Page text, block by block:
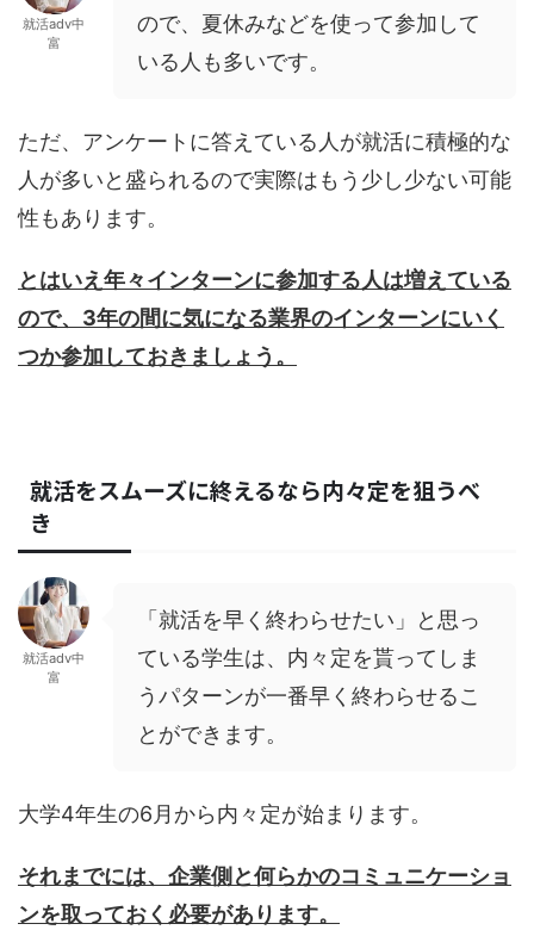
就活adv中
富
ので、夏休みなどを使って参加して
いる人も多いです。
ただ、アンケートに答えている人が就活に積極的な
人が多いと盛られるので実際はもう少し少ない可能
性もあります。
とはいえ年々インターンに参加する人は増えている
ので、3年の間に気になる業界のインターンにいく
つか参加しておきましょう。
就活をスムーズに終えるなら内々定を狙うべ
き
就活adv中
富
「就活を早く終わらせたい」と思っ
ている学生は、内々定を貰ってしま
うパターンが一番早く終わらせるこ
とができます。
大学4年生の6月から内々定が始まります。
それまでには、企業側と何らかのコミュニケーショ
ンを取っておく必要があります。